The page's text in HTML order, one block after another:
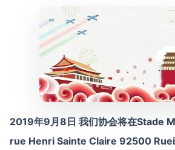
2019年9月8日 我们协会将在Stade
rue Henri Sainte Claire 92500